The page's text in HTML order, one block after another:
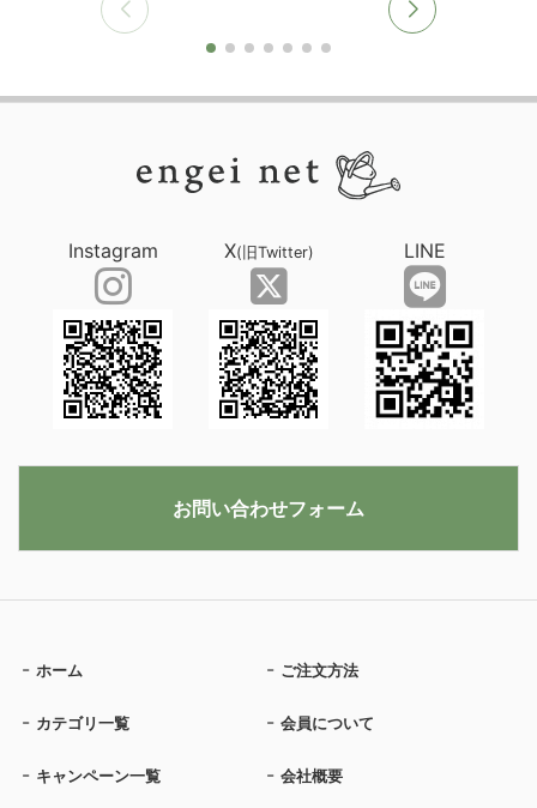
ホーム ご注文方法
カテゴリ一覧 会員について
キャンペーン一覧 会社概要
Instagram X(旧Twitter) LINE
お問い合わせフォーム